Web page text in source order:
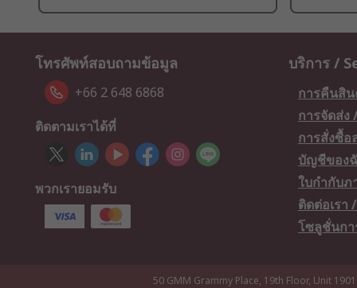
โทรศัพท์สอบถามข้อมูล
+66 2 648 6868
ติดตามเราได้ที่
พวกเรายอมรับ
บริการ /
การคืนสิ
การจัดส่
การสั่งซื้อ
บัญชีของ
ใบกำกับ
ติดต่อเรา
โซลูชั่นก
50 GMM Grammy Place, 19th Floor, Unit